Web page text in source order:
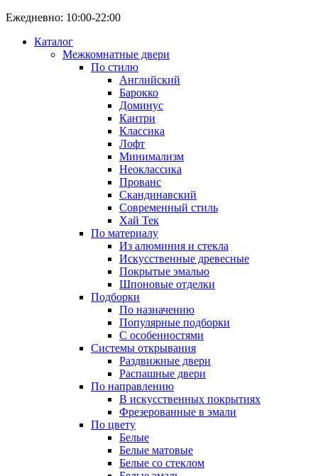
Ежедневно: 10:00-22:00
Каталог
Межкомнатные двери
По стилю
Английский
Барокко
Доминус
Кантри
Классика
Лофт
Минимализм
Неоклассика
Прованс
Скандинавский
Современный стиль
Хай Тек
По материалу
Из алюминия и стекла
Искусственные древесные
Покрытые эмалью
Шпоновые отделки
Подборки
По назначению
Популярные подборки
С особенностями
Системы открывания
Раздвижные двери
Распашные двери
По направлению
В искусственных покрытиях
Фрезерованные в эмали
По цвету
Белые
Белые матовые
Белые со стеклом